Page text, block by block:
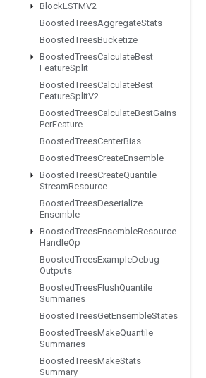
BlockLSTMV2
BoostedTreesAggregateStats
BoostedTreesBucketize
BoostedTreesCalculateBest
FeatureSplit
BoostedTreesCalculateBest
FeatureSplitV2
BoostedTreesCalculateBestGains
PerFeature
BoostedTreesCenterBias
BoostedTreesCreateEnsemble
BoostedTreesCreateQuantile
StreamResource
BoostedTreesDeserialize
Ensemble
BoostedTreesEnsembleResource
HandleOp
BoostedTreesExampleDebug
Outputs
BoostedTreesFlushQuantile
Summaries
BoostedTreesGetEnsembleStates
BoostedTreesMakeQuantile
Summaries
BoostedTreesMakeStats
Summary